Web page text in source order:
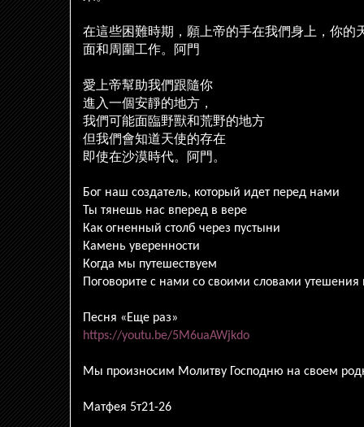
在這些困難時期，願上帝的手在我們身上，你的
面和周圍工作。阿門
愛上帝幫助我們跟隨你
進入一個安靜的地方，
我們可能面臨野獸和荒野的地方
但我們會知道天使的存在
即使在沙漠時代。阿門。
Бог наш создатель, который идет перед нами
Ты тянешь нас вперед в вере
Как огненный столб через пустыни
Камень уверенности
Когда мы путешествуем
Поговорите с нами со своими словами утешения
Песня «Еще раз»
https://youtu.be/5M6uaAWjkdo
Мы произносим Молитву Господню на своем
Матфея 5т21-26